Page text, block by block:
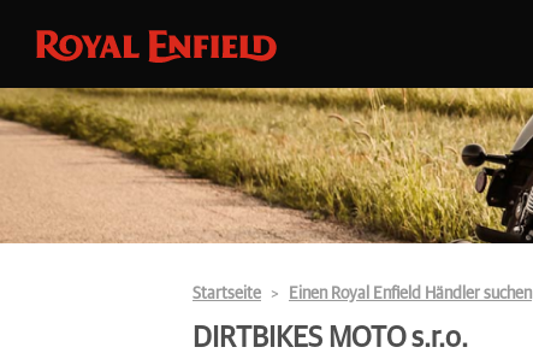
Startseite Einen Royal Enfield Händler suchen
DIRTBIKES MOTO s.r.o.